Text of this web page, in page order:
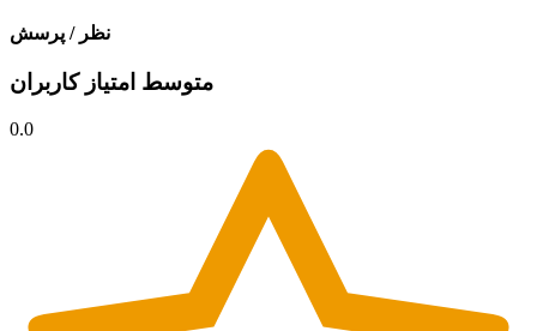
نظر / پرسش
متوسط امتیاز کاربران
0.0